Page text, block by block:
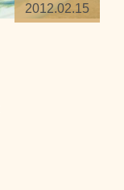
2012.02.15